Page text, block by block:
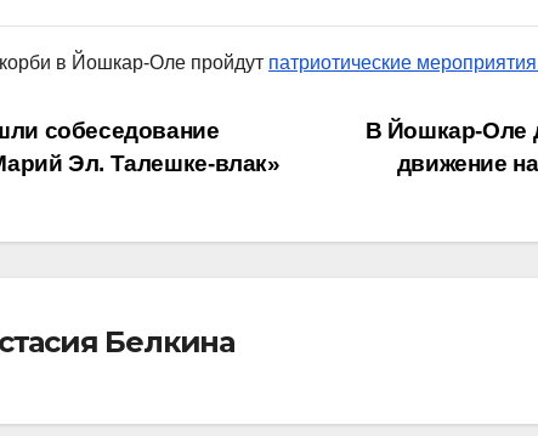
в Йошкар-Оле пройдут патриотические
В Йошкар-Оле
движение
cобеседование
Эл. Талешке-влак»
Белкина